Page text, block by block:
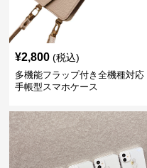
¥2,800 (税込)
多機能フラップ付き全機種対応
手帳型スマホケース